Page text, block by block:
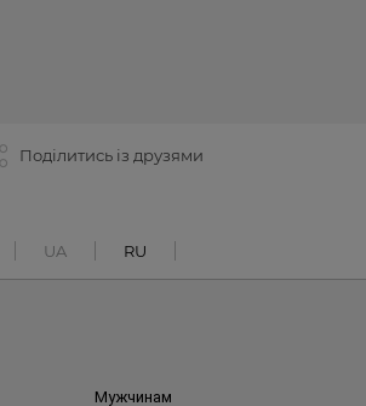
Поділитись із друзями
UA RU
Мужчинам